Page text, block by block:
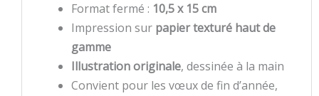
Format fermé : 10,5 x 15 cm
Impression sur papier texturé haut de
gamme
Illustration originale, dessinée à la main
Convient pour les vœux de fin d’année,